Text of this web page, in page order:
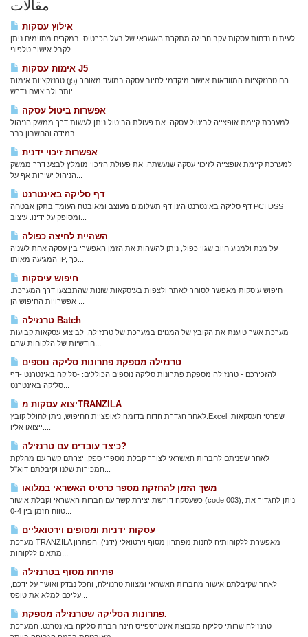
مقالات
אילוץ עסקות
לעיתים נדחות עסקות עקב חריגה מתקרת האשראי של בעל הכרטיס. במקרים מסוימים ניתן
אימות עסקות J5
טרנזקציות אימות (j5) הם טרנזקציות המוודאות אישור מיקדמי לחיוב עסקה במועד מאוחר
אפשרות ביטול עסקה
למערכת קיימת אופצייה לביטול עסקה. את פעולת הביטול ניתן לעשות דרך ממשק הניהול
אפשרות זיכוי ידנית
למערכת קיימת אופצייה לזיכוי עסקה שנעשתה. את פעולת הזיכוי מומלץ לבצע דרך ממשק
דף סליקה באינטרנט
דף סליקה באינטרנט הינו דף תשלומים מעוצב ומאובטח העומד בתקן אבטחה PCI DSS
השהיית לחיצה כפולה
על מנת ולמנוע חיוב שגוי כפול, ניתן להשהות את הזמן האפשרי בין עסקה אחת לשניה
חיפוש עיסקות
חיפוש עיסקות מאפשר לסוחר לאתר ולצפות בעיסקאות שונות שהתבצעו דרך המערכת.
טרנזילה Batch
מערכת אשר טוענת את הקובץ של המנוים במערכת של טרנזילה, לביצוע עסקאות קבועות
טרנזילה מספקת פתרונות סליקה נוספים
להזכירכם - טרנזילה מספקת פתרונות סליקה נוספים הכוללים: -סליקה באינטרנט -דף
יצוא עסקות מTRANZILA
לאחר הגדרת הדוח בדומה לאופציית החיפוש, ניתן לחולל קובץ:Excel שפרטי העסקאות
כיצד עובדים עם טרנזילה?
לאחר שפניתם לחברות האשראי לצורך קבלת מספרי ספק, יצרתם קשר עם מחלקת
משך הזמן להחזקת מספר כרטיס האשראי במלואו
כשעסקה דורשת יצירת קשר עם חברות האשראי וקבלת אישור (code 003), ניתן להגדיר את
עסקות ידניות ומסופים וירטואליים
מערכת TRANZILA מאפשרת ללקוחותיה להנות מפתרון מסוף וירטואלי (ידני). הפתרון
פתיחת מסוף בטרנזילה
לאחר שקיבלתם אישור מחברות האשראי ומצוות טרנזילה, והכל נבדק ואושר על ידכם,
פתרונות הסליקה שטרנזילה מספקת.
טרנזילה שרותי סליקה מקבוצת אינטרספייס הינה חברת סליקה באינטרנט. המערכת